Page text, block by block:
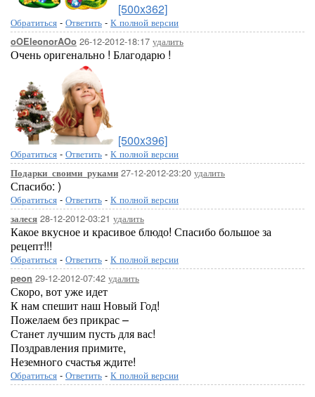
[500x362]
Обратиться - Ответить - К полной версии
oOEleonorAOo 26-12-2012-18:17 удалить
Очень оригенально ! Благодарю !
[500x396]
Обратиться - Ответить - К полной версии
Подарки_своими_руками 27-12-2012-23:20 удалить
Спасибо: )
Обратиться - Ответить - К полной версии
залеся 28-12-2012-03:21 удалить
Какое вкусное и красивое блюдо! Спасибо большое за
рецепт!!!
Обратиться - Ответить - К полной версии
peon 29-12-2012-07:42 удалить
Скоро, вот уже идет
К нам спешит наш Новый Год!
Пожелаем без прикрас –
Станет лучшим пусть для вас!
Поздравления примите,
Неземного счастья ждите!
Обратиться - Ответить - К полной версии